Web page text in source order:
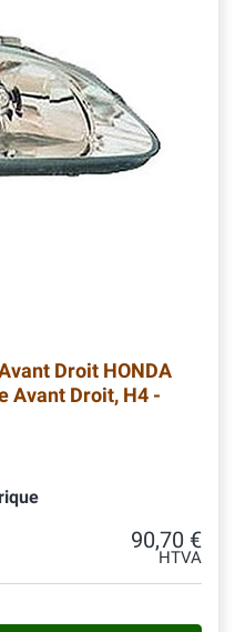
Droit HONDA
Avant Droit, H4 -
90,70 €
HTVA